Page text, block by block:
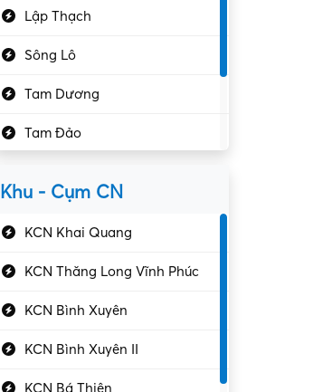
Kiểm soát chất lượng
Kỹ sư cơ khí
Kỹ sư điện
Kỹ thuật cao
Kỹ thuật mạng – IT
Làm bán thời gian
Lao động phổ thông
Lập Thạch
Sông Lô
Tam Dương
Tam Đảo
Khu - Cụm CN
KCN Khai Quang
KCN Thăng Long Vĩnh Phúc
KCN Bình Xuyên
KCN Bình Xuyên II
KCN Bá Thiện